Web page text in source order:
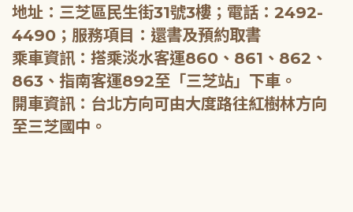
地址：三芝區民生街31號3樓；電話：2492-
4490；服務項目：還書及預約取書
乘車資訊：搭乘淡水客運860、861、862、
863、指南客運892至「三芝站」下車。
開車資訊：台北方向可由大度路往紅樹林方向
至三芝國中。